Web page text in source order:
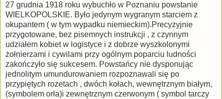
27 grudnia 1918 roku wybuchło w Poznaniu powstanie
WIELKOPOLSKIE. Było jedynym wygranym starciem z
okupantem ( w tym wypadku niemieckim).Precyzyjnie
przygotowane, bez pisemnych instrukcji , z czynnym
udziałem kobiet w logistyce i z dobrze wyszkolonymi
żołnierzami i cywilami przy ogólnym poparciu ludności
zakończyło się sukcesem. Powstańcy nie dysponując
jednolitym umundurowaniem rozpoznawali się po
przypiętych rozetach , dwóch kołach, wewnętrznym białym,
(symbolem orła)i zewnętrznym czerwonym ( symbol tarczy